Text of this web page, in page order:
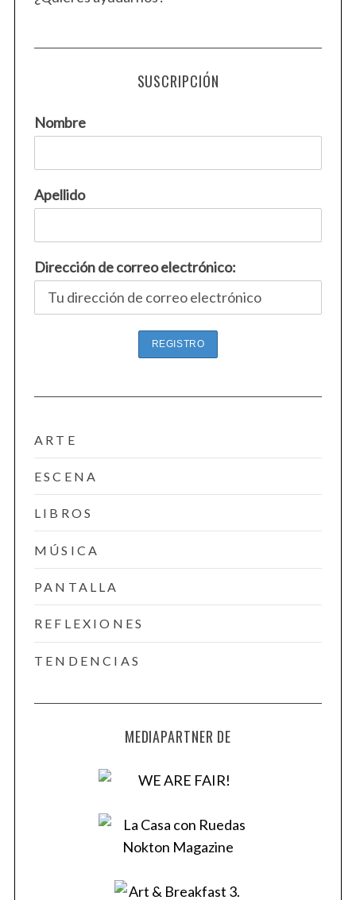
SUSCRIPCIÓN
Nombre
Apellido
Dirección de correo electrónico:
ARTE
ESCENA
LIBROS
MÚSICA
PANTALLA
REFLEXIONES
TENDENCIAS
MEDIAPARTNER DE